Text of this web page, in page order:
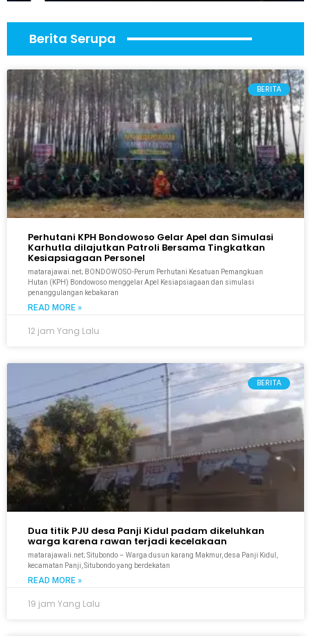
Berita Serupa
BERITA
Perhutani KPH Bondowoso Gelar Apel dan Simulasi
Karhutla dilajutkan Patroli Bersama Tingkatkan
Kesiapsiagaan Personel
matarajawai.net; BONDOWOSO-Perum Perhutani Kesatuan Pemangkuan
Hutan (KPH) Bondowoso menggelar Apel Kesiapsiagaan dan simulasi
penanggulangan kebakaran
READ MORE »
12 jam Yang Lalu
BERITA
Dua titik PJU desa Panji Kidul padam dikeluhkan
warga karena rawan terjadi kecelakaan
matarajawali.net; Situbondo – Warga dusun karang Makmur, desa Panji Kidul,
kecamatan Panji, Situbondo yang berdekatan
READ MORE »
19 jam Yang Lalu